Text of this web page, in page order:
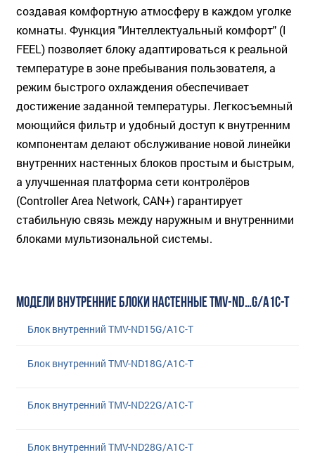
создавая комфортную атмосферу в каждом уголке
комнаты. Функция "Интеллектуальный комфорт" (I
FEEL) позволяет блоку адаптироваться к реальной
температуре в зоне пребывания пользователя, а
режим быстрого охлаждения обеспечивает
достижение заданной температуры. Легкосъемный
моющийся фильтр и удобный доступ к внутренним
компонентам делают обслуживание новой линейки
внутренних настенных блоков простым и быстрым,
а улучшенная платформа сети контролёров
(Controller Area Network, CAN+) гарантирует
стабильную связь между наружным и внутренними
блоками мультизональной системы.
МОДЕЛИ ВНУТРЕННИЕ БЛОКИ НАСТЕННЫЕ TMV-ND…G/A1C-T
Блок внутренний TMV-ND15G/A1C-T
Блок внутренний TMV-ND18G/A1C-T
Блок внутренний TMV-ND22G/A1C-T
Блок внутренний TMV-ND28G/A1C-T